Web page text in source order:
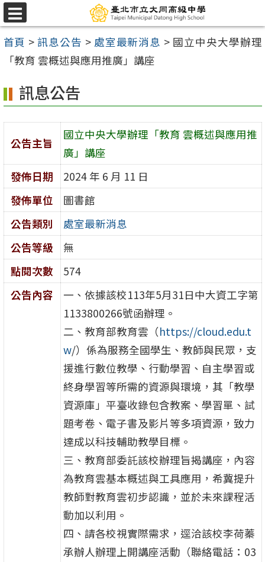
跳
至
主
容
區
選
單
首頁 >訊息公告 > 處室最新消息 > 國立中央大學辦理
「教育 雲概述與應用推廣」講座
訊息公告
公告主旨
國立中央大學辦理「教育 雲概述與應用推
廣」講座
發佈日期
2024 年 6 月 11 日
發佈單位
圖書館
公告類別
處室最新消息
公告等級
無
點閱次數
574
公告內容
一、依據該校113年5月31日中大資工字第
1133800266號函辦理。
二、教育部教育雲（https://cloud.edu.t
w/）係為服務全國學生、教師與民眾，支
援進行數位教學、行動學習、自主學習或
終身學習等所需的資源與環境，其「教學
資源庫」平臺收錄包含教案、學習單、試
題考卷、電子書及影片等多項資源，致力
達成以科技輔助教學目標。
三、教育部委託該校辦理旨揭講座，內容
為教育雲基本概述與工具應用，希冀提升
教師對教育雲初步認識，並於未來課程活
動加以利用。
四、請各校視實際需求，逕洽該校李荷蓁
承辦人辦理上開講座活動（聯絡電話：03